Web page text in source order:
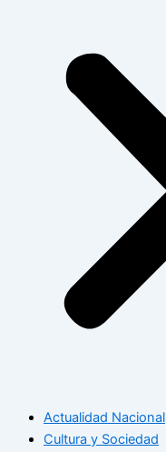
Actualidad Nacional
Cultura y Sociedad